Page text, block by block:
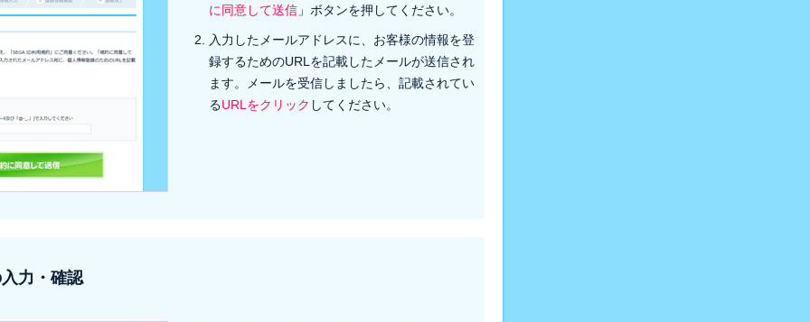
に同意して送信」ボタンを押してください。
入力したメールアドレスに、お客様の情報を登
録するためのURLを記載したメールが送信され
ます。メールを受信しましたら、記載されてい
るURLをクリック してください。
力・確認